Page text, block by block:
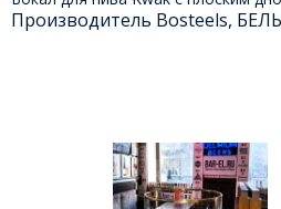
Производитель Bosteels,